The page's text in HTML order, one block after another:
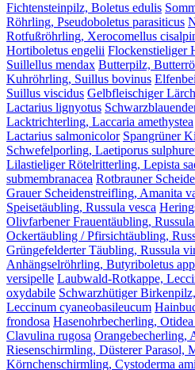
Fichtensteinpilz, Boletus edulis
Röhrling, Pseudoboletus parasiticus
Rotfußröhrling, Xerocomellus
Hortiboletus engelii Flockenstieliger
Suillellus mendax Butterpilz,
Kuhröhrling, Suillus bovinus
Suillus viscidus Gelbfleischiger
Lactarius lignyotus
Lacktrichterling, Laccaria amethystea
Lactarius salmonicolor Spangrüner
Schwefelporling, Laetiporus
Lilastieliger Rötelritterling, Lepista
submembranacea Rotbrauner
Grauer Scheidenstreifling, Amanita
Speisetäubling, Russula vesca
Olivfarbener Frauentäubling,
Ockertäubling / Pfirsichtäubling,
Grüngefelderter Täubling, Russula
Anhängselröhrling, Butyriboletus
versipelle Laubwald-Rotkappe,
oxydabile Schwarzhütiger
Leccinum cyaneobasileucum
frondosa Hasenohrbecherling,
Clavulina rugosa Orangebecherling,
Riesenschirmling, Düsterer Parasol,
Körnchenschirmling, Cystoderma